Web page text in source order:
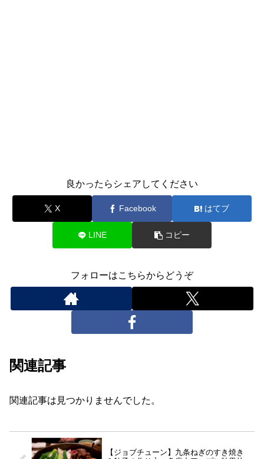
良かったらシェアしてください
X Facebook はてブ
LINE コピー
フォローはこちらからどうぞ
関連記事
関連記事は見つかりませんでした。
【ジョブチューン】九条ねぎのすき焼き